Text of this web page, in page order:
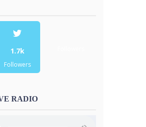
1.7k
Followers
RADIO